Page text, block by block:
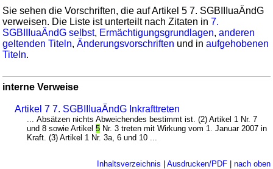
Sie sehen die Vorschriften, die auf Artikel 5 7. SGBIIIuaÄndG
verweisen. Die Liste ist unterteilt nach Zitaten in7.
SGBIIIuaÄndG selbst, Ermächtigungsgrundlagen,anderen
geltenden Titeln,Änderungsvorschriften und inaufgehobenen
Titeln.
interne Verweise
Artikel 7 7. SGBIIIuaÄndG Inkrafttreten
... Absätzen nichts Abweichendes bestimmt ist. (2) Artikel 1 Nr. 7
und 8 sowie Artikel5 Nr. 3 treten mit Wirkung vom 1. Januar 2007 in
Kraft. (3) Artikel 1 Nr. 3a, 6 und 10 ...
Inhaltsverzeichnis Ausdrucken/PDF| nach oben